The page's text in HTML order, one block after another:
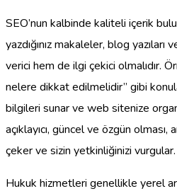
SEO’nun kalbinde kaliteli içerik
yazdığınız makaleler, blog
verici hem de ilgi çekici olmalıdır.
nelere dikkat edilmelidir” gibi
bilgileri sunar ve web sitenize
açıklayıcı, güncel ve özgün olması,
çeker ve sizin yetkinliğinizi vurgular.
Hukuk hizmetleri genellikle yerel